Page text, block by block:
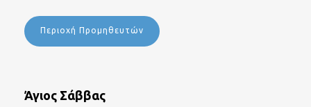
Περιοχή Προμηθευτών
Άγιος Σάββας